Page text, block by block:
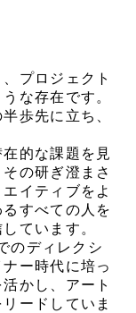
プロジェクト
な存在です。
歩先に立ち、
的な課題を見
の研ぎ澄まさ
イティブをよ
すべての人を
ています。
のディレクシ
ー時代に培っ
かし、アート
ードしていま